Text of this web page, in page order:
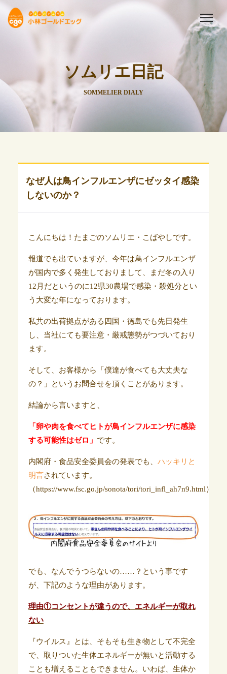
ソムリエ日記
SOMMELIER DIALY
なぜ人は鳥インフルエンザにゼッタイ感染
しないのか？
こんにちは！たまごのソムリエ・こばやしです。
報道でも出ていますが、今年は鳥インフルエンザ
が国内で多く発生しておりまして、まだ冬の入り
12月だというのに12県30農場で感染・殺処分とい
う大変な年になっております。
私共の出荷拠点がある四国・徳島でも先日発生
し、当社にても要注意・厳戒態勢がつづいており
ます。
そして、お客様から「僕達が食べても大丈夫な
の？」というお問合せを頂くことがあります。
結論から言いますと、
「卵や肉を食べてヒトが鳥インフルエンザに感染
する可能性はゼロ」 です。
内閣府・食品安全委員会の発表でも、 ハッキリと
明言されています。
（https://www.fsc.go.jp/sonota/tori/tori_infl_ah7n9.html）
でも、なんでうつらないの……？という事です
が、下記のような理由があります。
理由①コンセントが違うので、エネルギーが取れ
ない
『ウイルス』とは、そもそも生き物として不完全
で、取りついた生体エネルギーが無いと活動する
ことも増えることもできません。いわば、生体か